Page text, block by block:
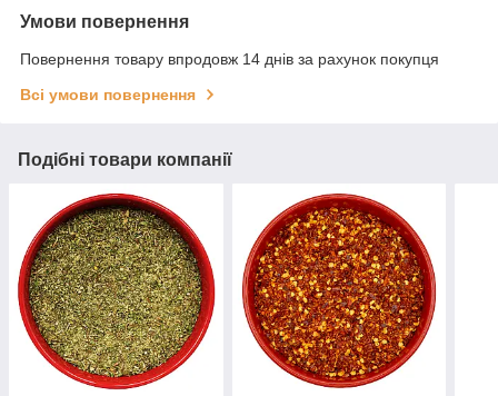
Умови повернення
Повернення товару впродовж 14 днів за рахунок покупця
Всі умови повернення
Подібні товари компанії